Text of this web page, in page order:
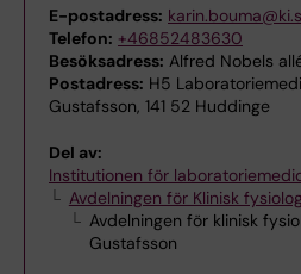
E-postadress:
Telefon: +46852483630
Besöksadress: Alfred Nobels
Postadress: H5
Gustafsson, 141 52 Huddinge
Del av:
Institutionen för
Avdelningen för Klinisk
Avdelningen för klinisk
Gustafsson